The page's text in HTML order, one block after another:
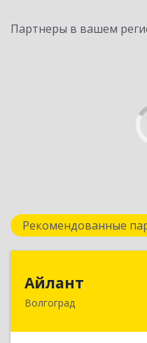
Партнеры в вашем
Рекомендованные
Айлант
Волгоград
400001,